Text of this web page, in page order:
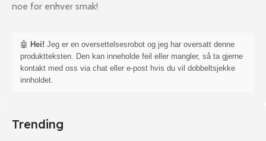
noe for enhver smak!
🤖 Hei! Jeg er en oversettelsesrobot og jeg har oversatt denne
produktteksten. Den kan inneholde feil eller mangler, så ta gjerne
kontakt med oss via chat eller e-post hvis du vil dobbeltsjekke
innholdet.
Trending